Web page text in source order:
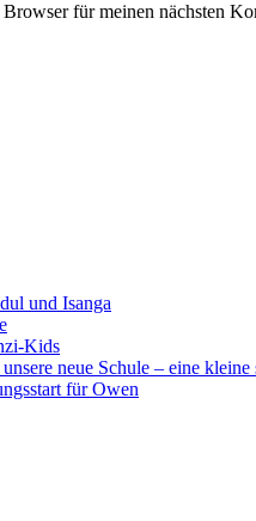
für meinen nächsten
und Isanga
Kids
neue Schule – eine
für Owen